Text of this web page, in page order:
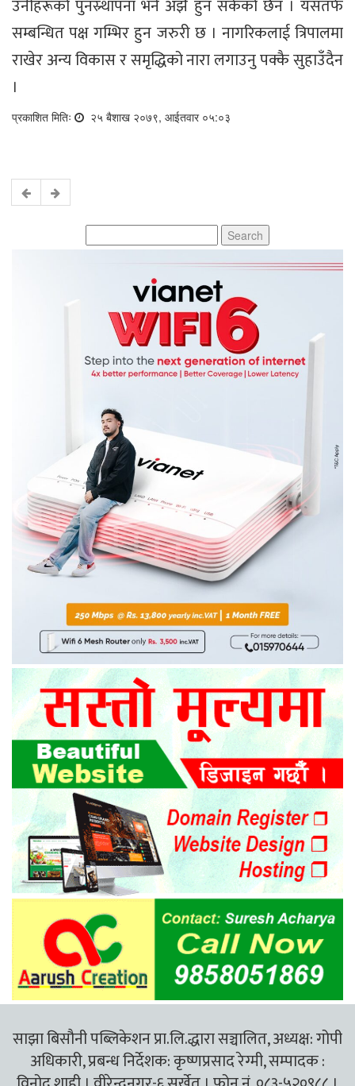
उनीहरूको पुनस्र्थापना भने अझै हुन सकेको छैन । यसतर्फ
सम्बन्धित पक्ष गम्भिर हुन जरुरी छ । नागरिकलाई त्रिपालमा
राखेर अन्य विकास र समृद्धिको नारा लगाउनु पक्कै सुहाउँदैन
।
प्रकाशित मितिः २५ बैशाख २०७९, आईतवार ०५:०३
for:
साझा बिसौनी पब्लिकेशन प्रा.लि.द्धारा सञ्चालित, अध्यक्ष: गोपी
अधिकारी, प्रबन्ध निर्देशक: कृष्णप्रसाद रेग्मी, सम्पादक :